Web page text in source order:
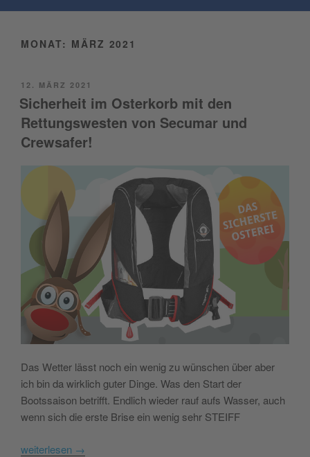
MONAT: MÄRZ 2021
POSTED
ON
12. MÄRZ 2021
Sicherheit im Osterkorb mit den
Rettungswesten von Secumar und
Crewsafer!
Das Wetter lässt noch ein wenig zu wünschen über aber
ich bin da wirklich guter Dinge. Was den Start der
Bootssaison betrifft. Endlich wieder rauf aufs Wasser, auch
wenn sich die erste Brise ein wenig sehr STEIFF
weiterlesen →